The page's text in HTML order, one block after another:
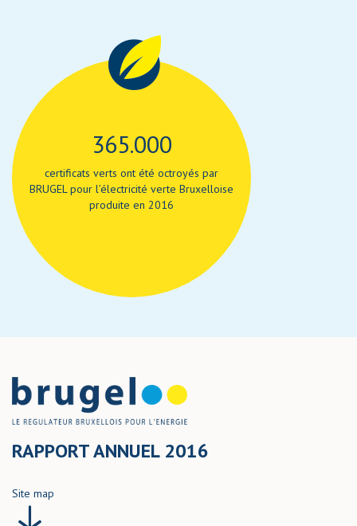
365.000
certificats verts ont été octroyés par
BRUGEL pour l’électricité verte Bruxelloise
produite en 2016
RAPPORT ANNUEL 2016
Site map